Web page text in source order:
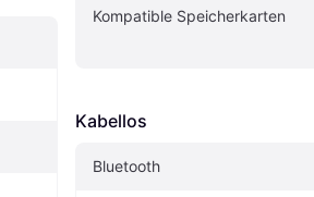
Kompatible Speicherkarten
Kabellos
Bluetooth